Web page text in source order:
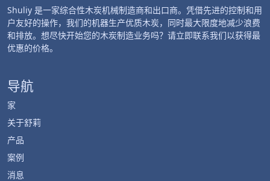
Shuliy 是一家综合性木炭机械制造商和出口商。凭借先进的控制和用
户友好的操作，我们的机器生产优质木炭，同时最大限度地减少浪费
和排放。想尽快开始您的木炭制造业务吗？请立即联系我们以获得最
优惠的价格。
导航
家
关于舒莉
产品
案例
消息